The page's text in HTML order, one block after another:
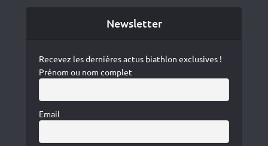
Newsletter
Recevez les dernières actus biathlon exclusives !
Prénom ou nom complet
Email